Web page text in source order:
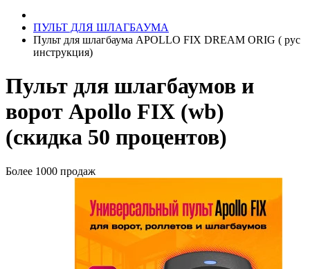
ПУЛЬТ ДЛЯ ШЛАГБАУМА
Пульт для шлагбаума APOLLO FIX DREAM ORIG ( рус
инструкция)
Пульт для шлагбаумов и
ворот Apollo FIX (wb)
(скидка 50 процентов)
Более 1000 продаж